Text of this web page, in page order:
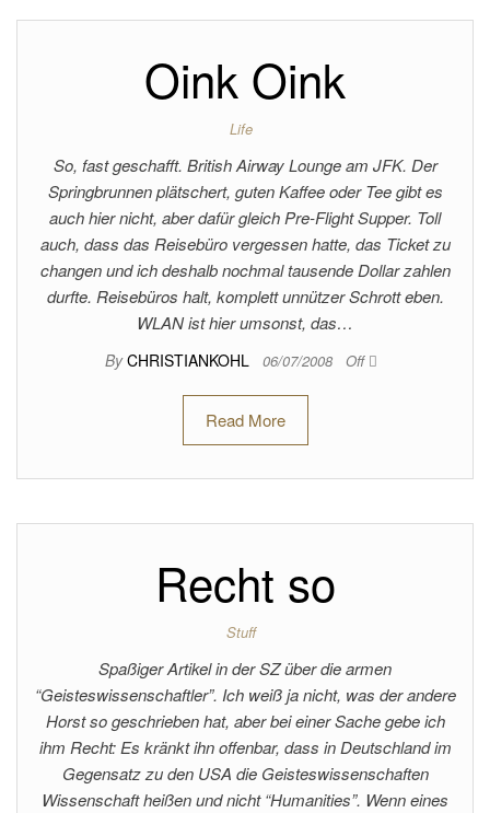
Oink Oink
Life
So, fast geschafft. British Airway Lounge am JFK. Der
Springbrunnen plätschert, guten Kaffee oder Tee gibt es
auch hier nicht, aber dafür gleich Pre-Flight Supper. Toll
auch, dass das Reisebüro vergessen hatte, das Ticket zu
changen und ich deshalb nochmal tausende Dollar zahlen
durfte. Reisebüros halt, komplett unnützer Schrott eben.
WLAN ist hier umsonst, das…
By CHRISTIANKOHL 06/07/2008 Off
Read More
Recht so
Stuff
Spaßiger Artikel in der SZ über die armen
“Geisteswissenschaftler”. Ich weiß ja nicht, was der andere
Horst so geschrieben hat, aber bei einer Sache gebe ich
ihm Recht: Es kränkt ihn offenbar, dass in Deutschland im
Gegensatz zu den USA die Geisteswissenschaften
Wissenschaft heißen und nicht “Humanities”. Wenn eines